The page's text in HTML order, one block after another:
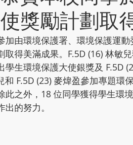
獎勵計劃取
加由環境保護署、環境保護運
取得美滿成果。F.5D (16) 林敏
學生環境保護大使銀獎及 F.5D
和 F.5D (23) 麥煒盈參加專題環
此之外，18 位同學獲得學生環
的努力。